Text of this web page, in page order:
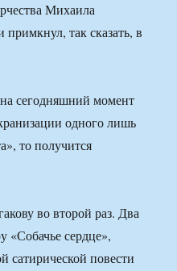
Михаила
так сказать, в
сегодняшний момент
одного лишь
то получится
во второй раз. Два
«Собачье сердце»,
повести